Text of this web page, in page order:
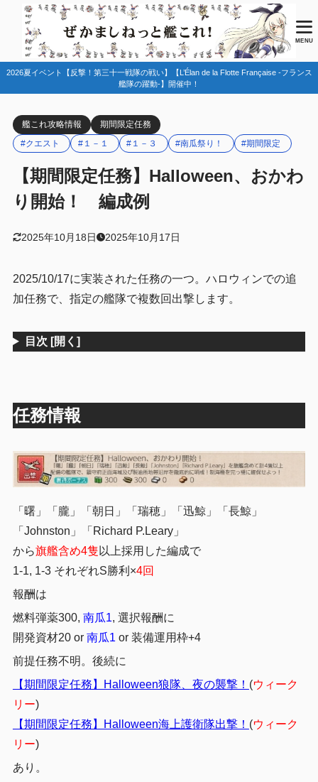
MENU
2026夏イベント【反撃！第三十一戦隊の戦い】【L’Élan de la Flotte Française -フランス
艦隊の躍動-】開催中！
艦これ攻略情報
期間限定任務
#クエスト
#１－１ #１－３ #南瓜祭り！ #期間限定
【期間限定任務】Halloween、おかわ
り開始！ 編成例
2025年10月18日 2025年10月17日
2025/10/17に実装された任務の一つ。ハロウィンでの追
加任務で、指定の艦隊で複数回出撃します。
目次 [開く]
任務情報
「曙」「朧」「朝日」「瑞穂」「迅鯨」「長鯨」
「Johnston」「Richard P.Leary」
から旗艦含め4隻 以上採用した編成で
1-1, 1-3 それぞれS勝利×4回
報酬は
燃料弾薬300, 南瓜1, 選択報酬に
開発資材20 or 南瓜1 or 装備運用枠+4
前提任務不明。後続に
【期間限定任務】Halloween狼隊、夜の襲撃！ (ウィーク
リー)
【期間限定任務】Halloween海上護衛隊出撃！ (ウィーク
リー)
あり。
目次
1
2 編成例
2.2 １－３
3 まとめ